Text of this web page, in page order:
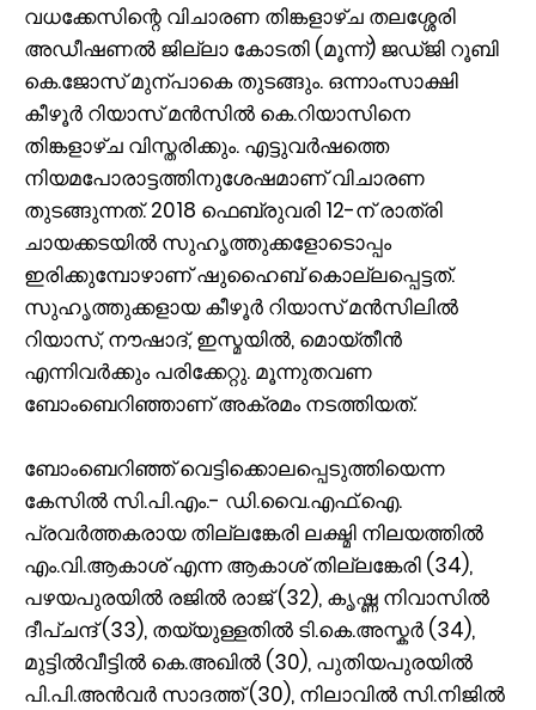
വധക്കേസിന്റെ വിചാരണ തിങ്കളാഴ്ച തലശ്ശേരി
അഡീഷണൽ ജില്ലാ കോടതി (മൂന്ന്) ജഡ്ജി റൂബി
കെ.ജോസ് മുന്പാകെ തുടങ്ങും. ഒന്നാംസാക്ഷി
കീഴൂർ റിയാസ് മൻസിൽ കെ.റിയാസിനെ
തിങ്കളാഴ്ച വിസ്തരിക്കും. എട്ടുവർഷത്തെ
നിയമപോരാട്ടത്തിനുശേഷമാണ് വിചാരണ
തുടങ്ങുന്നത്. 2018 ഫെബ്രുവരി 12-ന് രാത്രി
ചായക്കടയിൽ സുഹൃത്തുക്കളോടൊപ്പം
ഇരിക്കുമ്പോഴാണ്‌ ഷുഹൈബ് കൊല്ലപ്പെട്ടത്.
സുഹൃത്തുക്കളായ കീഴൂർ റിയാസ് മൻസിലിൽ
റിയാസ്, നൗഷാദ്, ഇസ്മയിൽ, മൊയ്തീൻ
എന്നിവർക്കും പരിക്കേറ്റു. മൂന്നുതവണ
ബോംബെറിഞ്ഞാണ് അക്രമം നടത്തിയത്.
ബോംബെറിഞ്ഞ് വെട്ടിക്കൊലപ്പെടുത്തിയെന്ന
കേസിൽ സി.പി.എം.- ഡി.വൈ.എഫ്‌.ഐ.
പ്രവർത്തകരായ തില്ലങ്കേരി ലക്ഷ്മി നിലയത്തിൽ
എം.വി.ആകാശ് എന്ന ആകാശ് തില്ലങ്കേരി (34),
പഴയപുരയിൽ രജിൽ രാജ് (32), കൃഷ്ണ നിവാസിൽ
ദീപ്ചന്ദ് (33), തയ്യുള്ളതിൽ ടി.കെ.അസ്കർ (34),
മുട്ടിൽവീട്ടിൽ കെ.അഖിൽ (30), പുതിയപുരയിൽ
പി.പി.അൻവർ സാദത്ത് (30), നിലാവിൽ സി.നിജിൽ